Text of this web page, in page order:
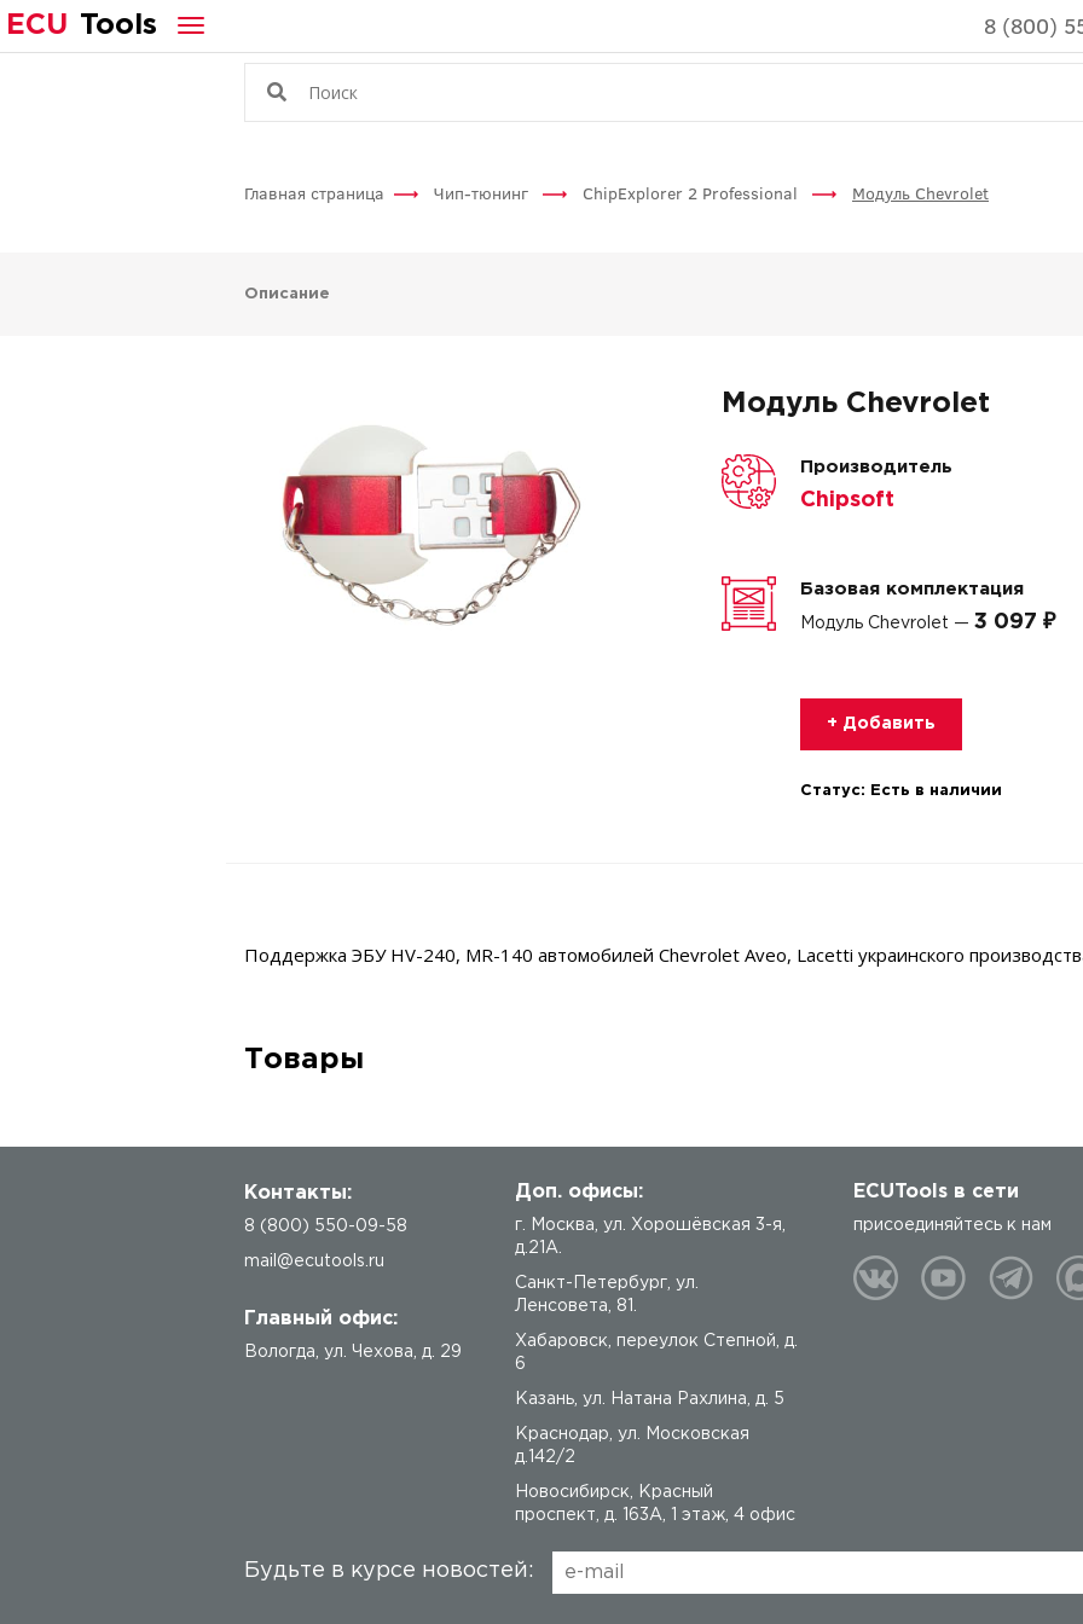
ECU Tools 8 (800)
Главная страница Чип-тюнинг ChipExplorer 2 Professional Модуль Chevrolet
Описание
Модуль Chevrolet
Производитель
Chipsoft
Базовая комплектация
Модуль Chevrolet — 3 097 ₽
+ Добавить
Статус: Есть в наличии
Поддержка ЭБУ HV-240, MR-140 автомобилей Chevrolet Aveo, Lacetti украинского
Товары
Контакты:
8 (800) 550-09-58
mail@ecutools.ru
Главный офис:
Вологда ул. Чехова, д. 29
Доп. офисы:
г. Москва, ул. Хорошёвская 3-я,
д.21А.
Санкт-Петербург, ул.
Ленсовета, 81.
Хабаровск, переулок Степной, д.
6
Казань, ул. Натана Рахлина, д. 5
Краснодар, ул. Московская
д.142/2
Новосибирск, Красный
проспект, д. 163А, 1 этаж, 4 офис
ECUTools в сети
присоединяйтесь к нам
Будьте в курсе новостей: